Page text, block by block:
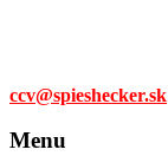
ccv@spieshecker.sk
Menu